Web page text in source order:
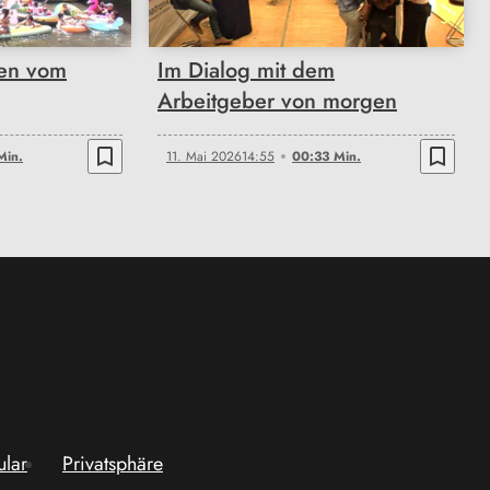
vom
bookmark_border
Im Dialog mit dem
Arbeitgeber von morgen
11. Mai 202614:55 00:33 Min. bookmark_border
Privatsphäre